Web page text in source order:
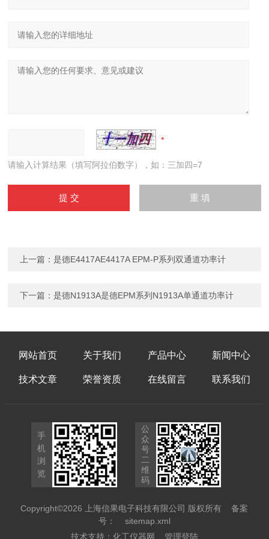
请输入计算结果（填写阿拉伯数字），如：三加四=7
上一篇：是德E4417AE4417A EPM-P系列双通道功率计
下一篇：是德N1913A是德EPM系列N1913A单通道功率计
网站首页 关于我们 产品中心 新闻中心
技术文章 荣誉资质 在线留言 联系我们
手
机
浏
览
公
众
号
二
维
码
Copyright©2026 上海信果电子科技有限公司 版权所有备案
号：
sitemap.xml
技术支持： 化工仪器网 管理登陆